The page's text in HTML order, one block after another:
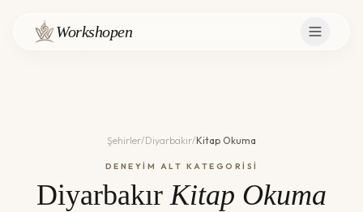
Workshopen
Şehirler/Diyarbakır/Kitap Okuma
DENEYİM ALT KATEGORİSİ
Diyarbakır Kitap Okuma